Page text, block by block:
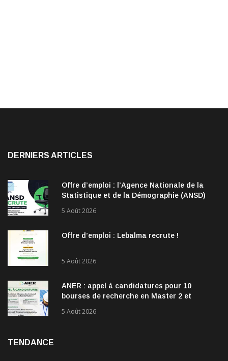
DERNIERS ARTICLES
Offre d’emploi : l’Agence Nationale de la
Statistique et de la Démographie (ANSD)
5 Août 2026
Offre d’emploi : Lebalma recrute !
5 Août 2026
ANER : appel à candidatures pour 10
bourses de recherche en Master 2 et
5 Août 2026
TENDANCE